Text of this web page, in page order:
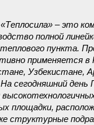
– это
полной
пункта.
применяется в
Узбекистане,
сегодняшний день
площадки,
структурные